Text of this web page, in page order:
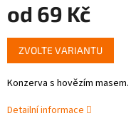
od 69 Kč
Měrná
cena:
ZVOLTE VARIANTU
Konzerva s hovězím masem.
Detailní informace